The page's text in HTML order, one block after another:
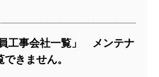
工事会社一覧」 メンテナ
きません。